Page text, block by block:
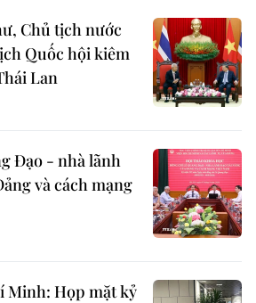
Chủ tịch nước
Quốc hội kiêm
Lan
Đạo - nhà lãnh
và cách mạng
Minh: Họp mặt kỷ